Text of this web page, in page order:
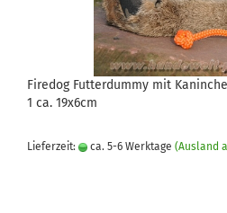
Firedog Futterdummy mit
1 ca. 19x6cm
Lieferzeit: ca. 5-6 Werktage (Ausland